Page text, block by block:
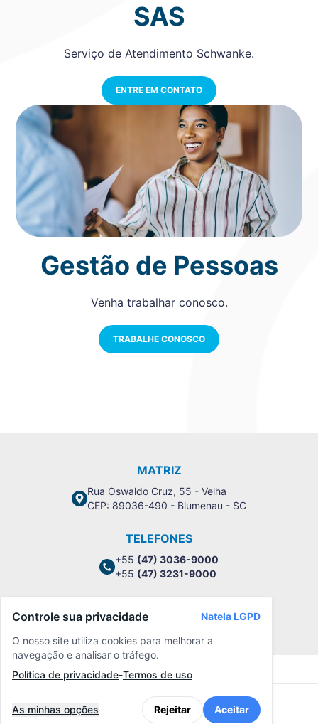
SAS
Serviço de Atendimento Schwanke.
ENTRE EM CONTATO
Gestão de Pessoas
Venha trabalhar conosco.
TRABALHE CONOSCO
MATRIZ
Rua Oswaldo Cruz, 55 - Velha
CEP: 89036-490 - Blumenau - SC
TELEFONES
+55 (47) 3036-9000
+55 (47) 3231-9000
Política de Privacidade
Controle sua privacidade
Natela LGPD
O nosso site utiliza cookies para melhorar a
navegação e analisar o tráfego.
Política de privacidade-Termos de uso
As minhas opções Rejeitar Aceitar